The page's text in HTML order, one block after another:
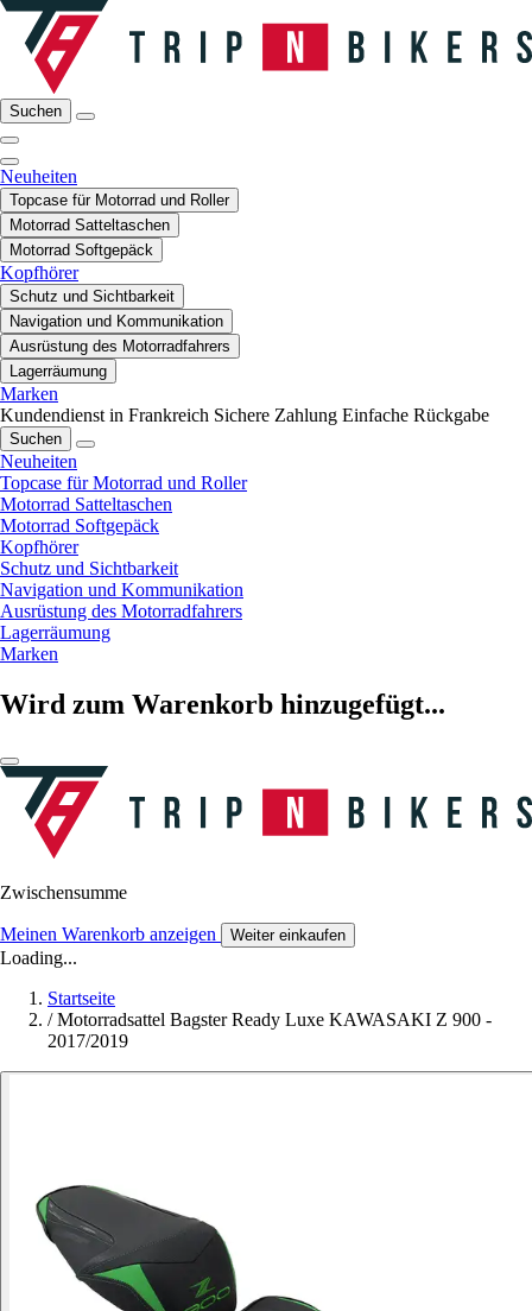
Suchen
Neuheiten
Topcase für Motorrad und Roller
Motorrad Satteltaschen
Motorrad Softgepäck
Kopfhörer
Schutz und Sichtbarkeit
Navigation und Kommunikation
Ausrüstung des Motorradfahrers
Lagerräumung
Marken
Kundendienst in Frankreich Sichere Zahlung Einfache Rückgabe
Suchen
Neuheiten
Topcase für Motorrad und Roller
Motorrad Satteltaschen
Motorrad Softgepäck
Kopfhörer
Schutz und Sichtbarkeit
Navigation und Kommunikation
Ausrüstung des Motorradfahrers
Lagerräumung
Marken
Wird zum Warenkorb hinzugefügt...
Zwischensumme
Meinen Warenkorb anzeigen Weiter einkaufen
Loading...
Startseite
/ Motorradsattel Bagster Ready Luxe KAWASAKI Z 900 -
2017/2019